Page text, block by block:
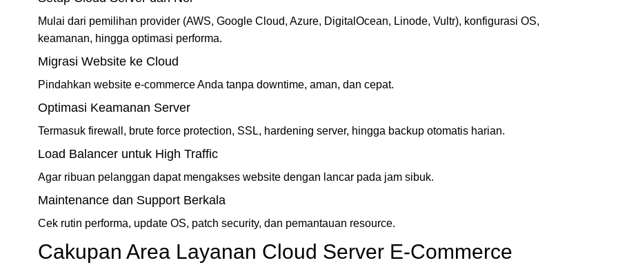
Mulai dari pemilihan provider (AWS, Google Cloud, Azure, DigitalOcean, Linode, Vultr), konfigurasi OS,
keamanan, hingga optimasi performa.
Migrasi Website ke Cloud
Pindahkan website e-commerce Anda tanpa downtime, aman, dan cepat.
Optimasi Keamanan Server
Termasuk firewall, brute force protection, SSL, hardening server, hingga backup otomatis harian.
Load Balancer untuk High Traffic
Agar ribuan pelanggan dapat mengakses website dengan lancar pada jam sibuk.
Maintenance dan Support Berkala
Cek rutin performa, update OS, patch security, dan pemantauan resource.
Cakupan Area Layanan Cloud Server E-Commerce